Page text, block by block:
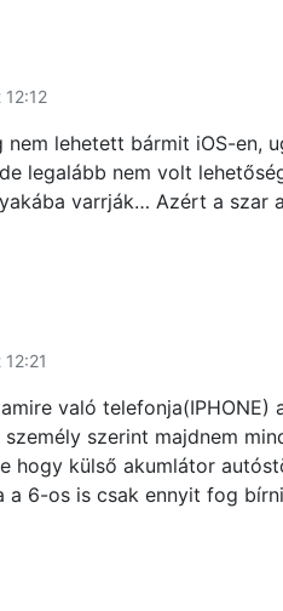
lehetett bármit iOS-en,
legalább nem volt
varrják… Azért a szar
való telefonja(IPHONE)
szerint majdnem
hogy külső akumlátor
a 6-os is csak ennyit fog